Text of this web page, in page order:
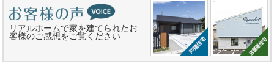
リアルホームで家を建てられたお
客様のご感想をご覧ください